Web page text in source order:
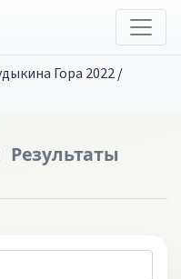
Гора 2022/
Результаты